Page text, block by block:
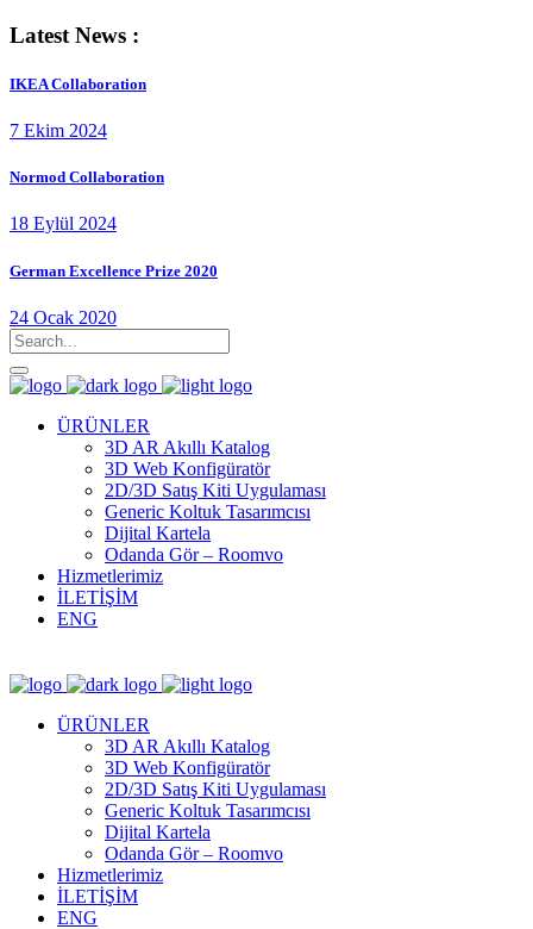
Latest News :
IKEA Collaboration
7 Ekim 2024
Normod Collaboration
18 Eylül 2024
German Excellence Prize 2020
24 Ocak 2020
ÜRÜNLER
3D AR Akıllı Katalog
3D Web Konfigüratör
2D/3D Satış Kiti Uygulaması
Generic Koltuk Tasarımcısı
Dijital Kartela
Odanda Gör – Roomvo
Hizmetlerimiz
İLETİŞİM
ENG
ÜRÜNLER
3D AR Akıllı Katalog
3D Web Konfigüratör
2D/3D Satış Kiti Uygulaması
Generic Koltuk Tasarımcısı
Dijital Kartela
Odanda Gör – Roomvo
Hizmetlerimiz
İLETİŞİM
ENG